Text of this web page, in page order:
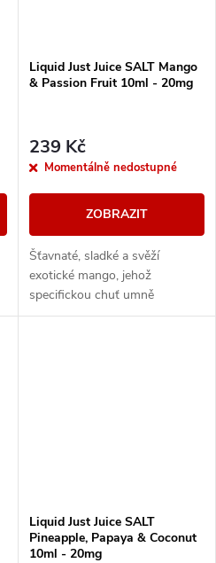
Liquid Just Juice SALT Mango
& Passion Fruit 10ml - 20mg
239 Kč
Momentálně nedostupné
ZOBRAZIT
Šťavnaté, sladké a svěží
exotické mango, jehož
specifickou chuť umně
dokresluje k dokonalosti
Liquid Just Juice SALT
Pineapple, Papaya & Coconut
10ml - 20mg